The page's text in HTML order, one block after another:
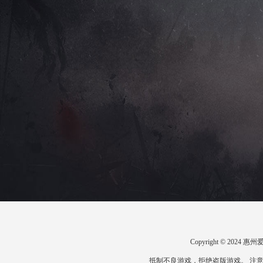
Copyright © 2024 惠州
抵制不良游戏，拒绝盗版游戏。 注